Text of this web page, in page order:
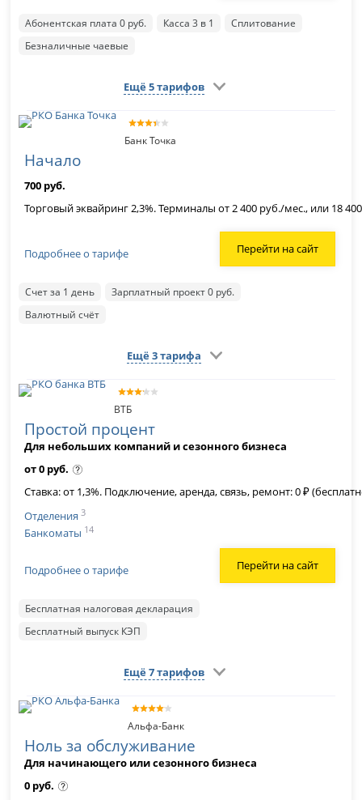
Абонентская плата 0 руб. Касса 3 в 1
Сплитование
Безналичные чаевые
Ещё 5 тарифов
Банк Точка
Начало
700 руб.
Торговый эквайринг 2,3%. Терминалы от 2 400 руб./мес., или 18
Подробнее о тарифе Перейти на сайт
Счет за 1 день
Зарплатный проект 0 руб.
Валютный счёт
Ещё 3 тарифа
ВТБ
Простой процент
Для небольших компаний и сезонного бизнеса
от 0 руб.
Ставка: от 1,3%. Подключение, аренда, связь, ремонт: 0 ₽
Отделения3
Банкоматы 14
Подробнее о тарифе Перейти на сайт
Бесплатная налоговая декларация
Бесплатный выпуск КЭП
Ещё 7 тарифов
Альфа-Банк
Ноль за обслуживание
Для начинающего или сезонного бизнеса
0 руб.